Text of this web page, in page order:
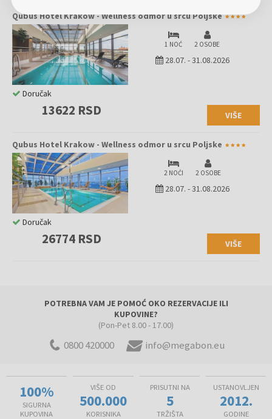
Qubus Hotel Krakow - Wellness odmor u srcu Poljske
1 NOĆ 2 OSOBE
28.07. -31.08.2026
13622 RSD VIŠE
Doručak
Qubus Hotel Krakow - Wellness odmor u srcu Poljske
2 NOĆI 2 OSOBE
28.07. -31.08.2026
26774 RSD VIŠE
Doručak
POTREBNA VAM JE POMOĆ OKO REZERVACIJE ILI
KUPOVINE?
(Pon-Pet 8.00 - 17.00)
0800 420000 info@megabon.eu
100%
SIGURNA
KUPOVINA
VIŠE OD
500.000
KORISNIKA
PRISUTNI NA
5
TRŽIŠTA
USTANOVLJEN
2012.
GODINE